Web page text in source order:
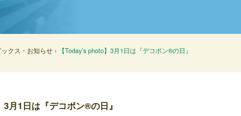
ックス・お知らせ › 【Today’s photo】3月1日は『デコポン®の日』
3月1日は『デコポン®の日』